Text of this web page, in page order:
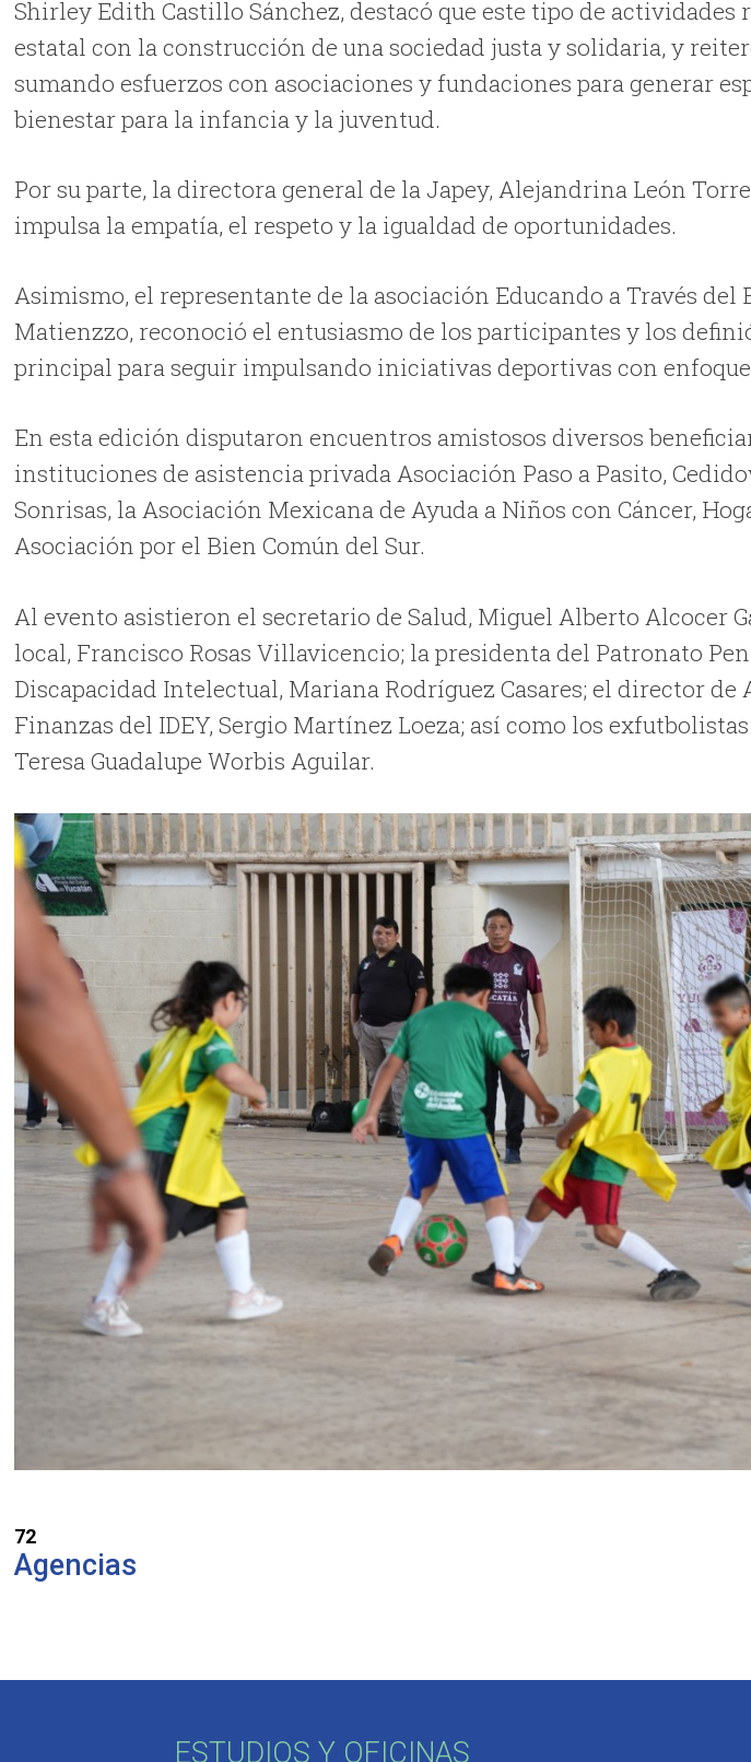
Shirley Edith Castillo Sánchez, destacó que este tipo de
estatal con la construcción de una sociedad justa y solidaria, y
sumando esfuerzos con asociaciones y fundaciones para generar
bienestar para la infancia y la juventud.
Por su parte, la directora general de la Japey, Alejandrina León
impulsa la empatía, el respeto y la igualdad de oportunidades.
Asimismo, el representante de la asociación Educando a Través del
Matienzzo, reconoció el entusiasmo de los participantes y los
principal para seguir impulsando iniciativas deportivas con
En esta edición disputaron encuentros amistosos diversos
instituciones de asistencia privada Asociación Paso a Pasito,
Sonrisas, la Asociación Mexicana de Ayuda a Niños con Cáncer,
Asociación por el Bien Común del Sur.
Al evento asistieron el secretario de Salud, Miguel Alberto Alcocer
local, Francisco Rosas Villavicencio; la presidenta del Patronato
Discapacidad Intelectual, Mariana Rodríguez Casares; el director
Finanzas del IDEY, Sergio Martínez Loeza; así como los
Teresa Guadalupe Worbis Aguilar.
72
Agencias
ESTUDIOS Y OFICINAS